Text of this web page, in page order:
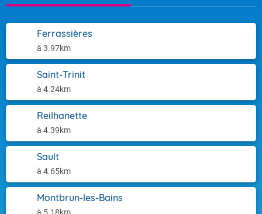
Ferrassières
à 3.97km
Saint-Trinit
à 4.24km
Reilhanette
à 4.39km
Sault
à 4.65km
Montbrun-les-Bains